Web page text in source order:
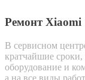
Ремонт Xiaomi
В сервисном
кратчайшие сроки,
оборудование и
а на все виды